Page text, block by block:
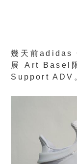
幾天前adidas
展 Art Basel
Support ADV